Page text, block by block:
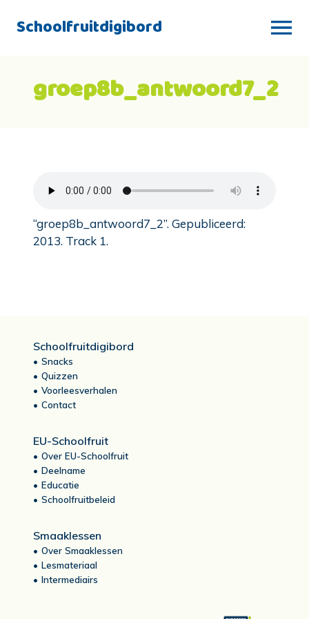
Schoolfruitdigibord
groep8b_antwoord7_2
“groep8b_antwoord7_2”. Gepubliceerd:
2013. Track 1.
Schoolfruitdigibord
Snacks
Quizzen
Voorleesverhalen
Contact
EU-Schoolfruit
Over EU-Schoolfruit
Deelname
Educatie
Schoolfruitbeleid
Smaaklessen
Over Smaaklessen
Lesmateriaal
Intermediairs